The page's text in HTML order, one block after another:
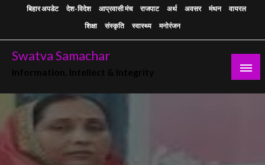
बिहार अपडेट देश-विदेश आप्रवासी मंच राजपाट अर्थ अवसर मंथन
वायरल
शिक्षा
संस्कृति स्वास्थ्य मनोरंजन
Swatva Samachar